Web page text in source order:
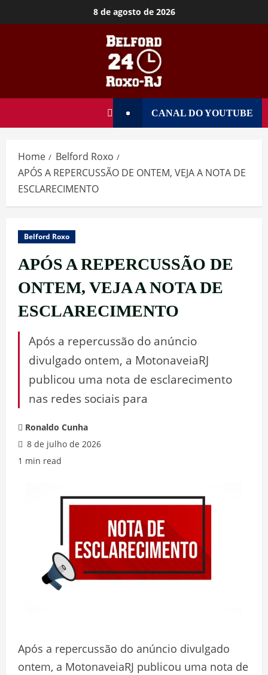
8 de agosto de 2026
CANAL DO YOUTUBE
Home
Belford Roxo
APÓS A REPERCUSSÃO DE ONTEM, VEJA A NOTA DE
ESCLARECIMENTO
Belford Roxo
APÓS A REPERCUSSÃO DE
ONTEM, VEJA A NOTA DE
ESCLARECIMENTO
Após a repercussão do anúncio
divulgado ontem, a MotonaveiaRJ
publicou uma nota de esclarecimento
nas redes sociais para
Ronaldo Cunha
8 de julho de 2026
1 min read
Após a repercussão do anúncio divulgado
ontem, a MotonaveiaRJ publicou uma nota de